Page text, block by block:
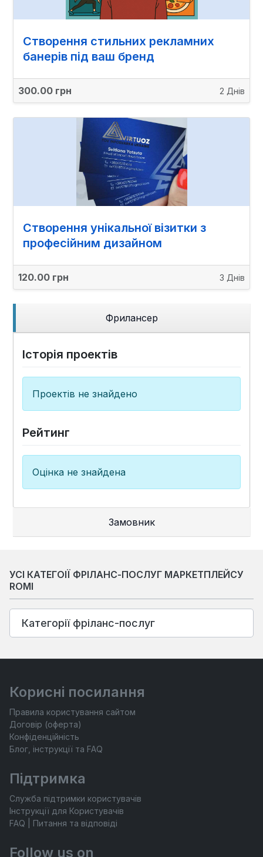
Створення стильних рекламних
банерів під ваш бренд
300.00 грн 2 Днів
Створення унікальної візитки з
професійним дизайном
120.00 грн 3 Днів
Фрилансер
Історія проектів
Проектів не знайдено
Рейтинг
Оцінка не знайдена
Замовник
УСІ КАТЕГОІЇ ФРІЛАНС-ПОСЛУГ МАРКЕТПЛЕЙСУ
ROMI
Категорії фріланс-послуг
Корисні посилання
Правила користування сайтом
Договір (оферта)
Конфіденційність
Блог, інструкції та FAQ
Підтримка
Служба підтримки користувачів
Інструкції для Користувачів
FAQ | Питання та відповіді
Follow us on